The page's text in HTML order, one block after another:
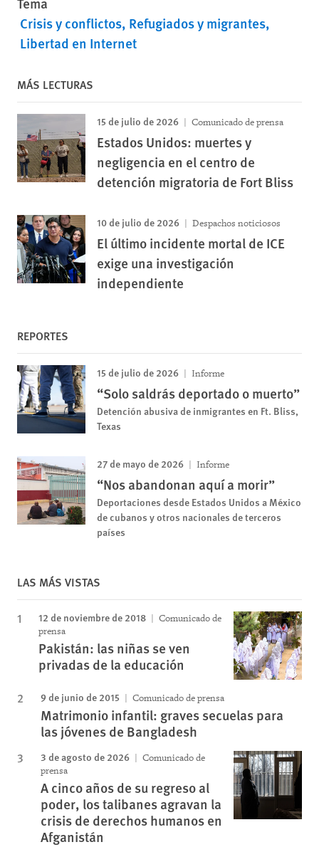
Crisis y conflictos Refugiados y migrantes
Libertad en Internet
MÁS LECTURAS
15 de julio de 2026 Comunicado de prensa
Estados Unidos: muertes y
negligencia en el centro de
detención migratoria de Fort Bliss
10 de julio de 2026 Despachos noticiosos
El último incidente mortal de ICE
exige una investigación
independiente
REPORTES
15 de julio de 2026 Informe
“Solo saldrás deportado o muerto”
Detención abusiva de inmigrantes en Ft. Bliss,
Texas
27 de mayo de 2026 Informe
“Nos abandonan aquí a morir”
Deportaciones desde Estados Unidos a México
de cubanos y otros nacionales de terceros
países
LAS MÁS VISTAS
12 de noviembre de 2018
Comunicado de
prensa
Pakistán: las niñas se ven
privadas de la educación
9 de junio de 2015 Comunicado de prensa
Matrimonio infantil: graves secuelas para
las jóvenes de Bangladesh
3 de agosto de 2026
Comunicado de
prensa
A cinco años de su regreso al
poder, los talibanes agravan la
crisis de derechos humanos en
Afganistán